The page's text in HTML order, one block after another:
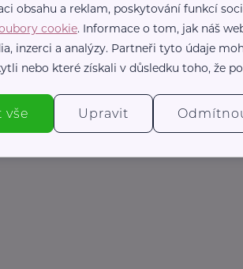
v hodnotě 2 599 Kč.
obsahu a reklam, poskytování funkcí
cookie. Informace o tom, jak náš
inzerci a analýzy. Partneři tyto údaje
nebo které získali v důsledku toho, že
vše Upravit